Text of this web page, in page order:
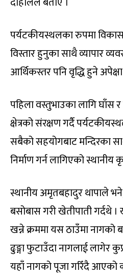
पर्यटकीयस्थलका रुपमा
विस्तार हुनुका साथै व्यापार
आर्थिकस्तर पनि वृद्धि हुने
पहिला वस्तुभाउका लागि घाँस
क्षेत्रको संरक्षण गर्दै
सबैको सहयोगबाट मन्दिरका
निर्माण गर्न लागिएको
स्थानीय अमृतबहादुर थापाले
बसोबास गरी खेतीपाती गर्दथे ।
खन्ने क्रममा यस ठाउँमा नागको
ढुङ्गा फुटाउँदा नागलाई लागेर
यहाँ नागको पूजा गरिँदै आएको